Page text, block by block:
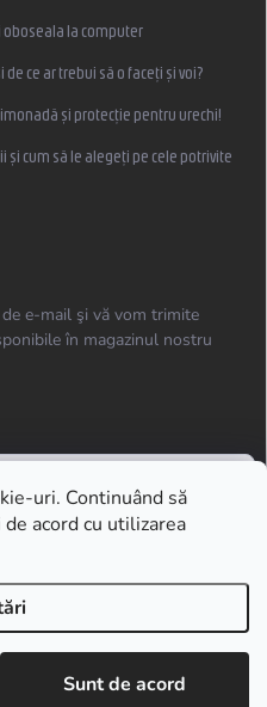
uri. Continuând să
acord cu utilizarea
Sunt de acord
oboseala la computer
ce ar trebui să o faceți și voi?
și protecție pentru urechi!
și cum să le alegeți pe cele potrivite
e-mail şi vă vom trimite
în magazinul nostru
. Toate drepturile rezervate.